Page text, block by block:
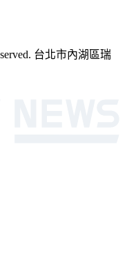
台北市內湖區瑞